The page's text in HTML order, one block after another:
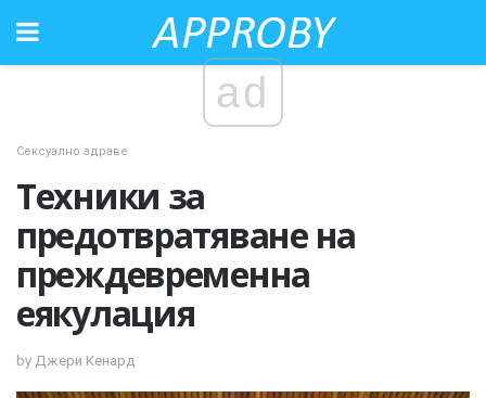
ad
Сексуално здраве
Техники за
предотвратяване на
преждевременна
еякулация
by Джери Кенард